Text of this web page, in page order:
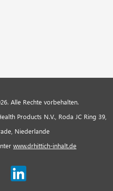
Alle Rechte vorbehalten.
Products N.V., Roda JC Ring 39,
Niederlande
www.drhittich-inhalt.de
LinkedIn